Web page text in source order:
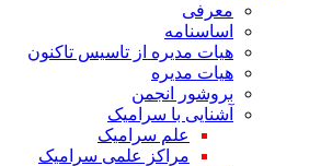
معرفی
اساسنامه
هیات مدیره از تاسیس تاکنون
هیات مدیره
بروشور انجمن
آشنایی با سرامیک
علم سرامیک
مراکز علمی سرامیک